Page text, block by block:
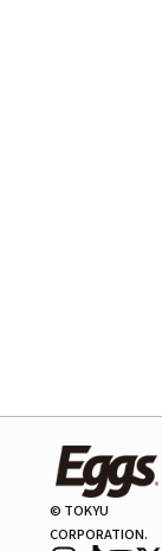
© TOKYU
CORPORATION.